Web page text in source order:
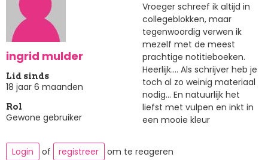
ingrid mulder
Lid sinds
18 jaar 6 maanden
Rol
Gewone gebruiker
Vroeger schreef ik altijd in
collegeblokken, maar
tegenwoordig verwen ik
mezelf met de meest
prachtige notitieboeken.
Heerlijk.... Als schrijver heb je
toch al zo weinig materiaal
nodig... En natuurlijk het
liefst met vulpen en inkt in
een mooie kleur
Login of registreer om te reageren